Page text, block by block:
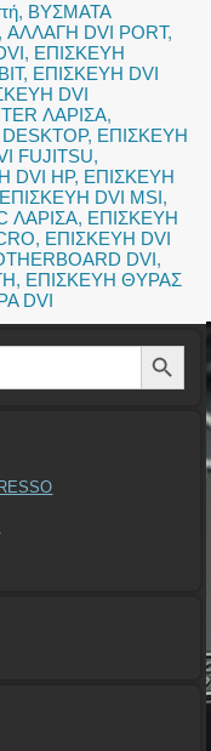
, ΒΥΣΜΑΤΑ
ΑΛΛΑΓΗ DVI PORT,
, ΕΠΙΣΚΕΥΗ
, ΕΠΙΣΚΕΥΗ DVI
DVI
ΛΑΡΙΣΑ,
, ΕΠΙΣΚΕΥΗ
FUJITSU,
DVI HP, ΕΠΙΣΚΕΥΗ
ΕΠΙΣΚΕΥΗ DVI MSI,
ΛΑΡΙΣΑ, ΕΠΙΣΚΕΥΗ
, ΕΠΙΣΚΕΥΗ DVI
DVI,
, ΕΠΙΣΚΕΥΗ ΘΥΡΑΣ
DVI
Search Button